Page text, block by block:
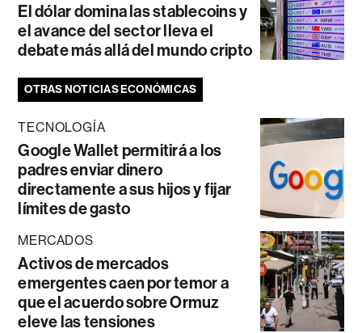
El dólar domina las stablecoins y
el avance del sector lleva el
debate más allá del mundo cripto
OTRAS NOTICIAS ECONÓMICAS
TECNOLOGÍA
Google Wallet permitirá a los
padres enviar dinero
directamente a sus hijos y fijar
límites de gasto
MERCADOS
Activos de mercados
emergentes caen por temor a
que el acuerdo sobre Ormuz
eleve las tensiones